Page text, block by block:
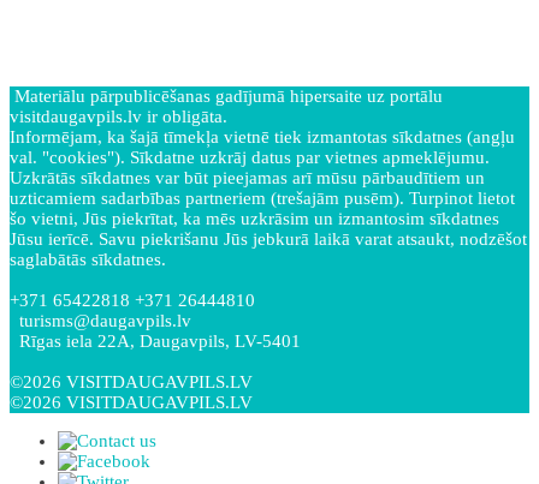
Materiālu pārpublicēšanas gadījumā hipersaite uz portālu
visitdaugavpils.lv ir obligāta.
Informējam, ka šajā tīmekļa vietnē tiek izmantotas sīkdatnes (angļu
val. "cookies"). Sīkdatne uzkrāj datus par vietnes apmeklējumu.
Uzkrātās sīkdatnes var būt pieejamas arī mūsu pārbaudītiem un
uzticamiem sadarbības partneriem (trešajām pusēm). Turpinot lietot
šo vietni, Jūs piekrītat, ka mēs uzkrāsim un izmantosim sīkdatnes
Jūsu ierīcē. Savu piekrišanu Jūs jebkurā laikā varat atsaukt, nodzēšot
saglabātās sīkdatnes.
+371 65422818 +371 26444810
turisms@daugavpils.lv
Rīgas iela 22A, Daugavpils, LV-5401
©2026 VISITDAUGAVPILS.LV
©2026 VISITDAUGAVPILS.LV